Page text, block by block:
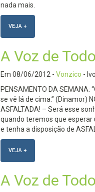
nada mais.
VEJA +
A Voz de
Em 08/06/2012- Vonzico -
PENSAMENTO DA
se vê lá de cima.” (Dinamor)
ASFALTADA! – Será esse
quando teremos que esperar
e tenha a disposição de
VEJA +
A Voz de